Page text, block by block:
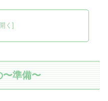
〜準備〜